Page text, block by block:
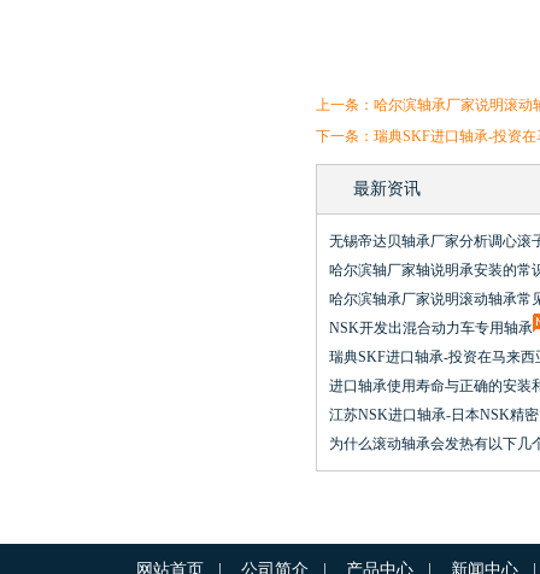
上一条： 哈尔滨轴承厂家说明滚动
下一条： 瑞典SKF进口轴承-投资
最新资讯
无锡帝达贝轴承厂家分析调心滚
哈尔滨轴厂家轴说明承安装的常
哈尔滨轴承厂家说明滚动轴承常
NSK开发出混合动力车专用轴承
瑞典SKF进口轴承-投资在马来
进口轴承使用寿命与正确的安装
江苏NSK进口轴承-日本NSK精
为什么滚动轴承会发热有以下几
网站首页 公司简介 产品中心 新闻中心